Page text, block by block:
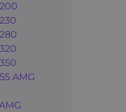
AMG